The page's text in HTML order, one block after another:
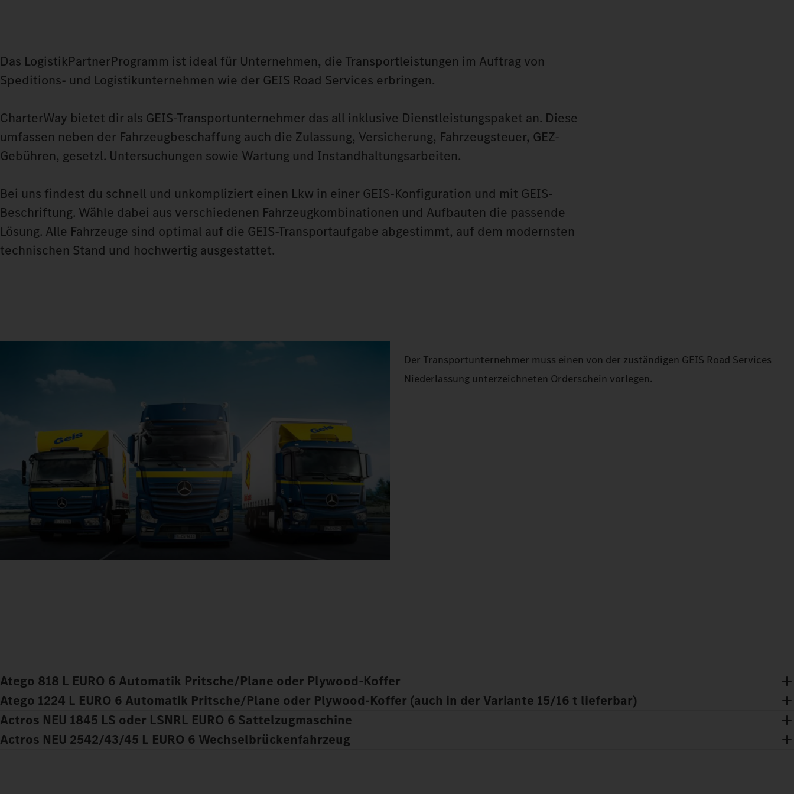
Das LogistikPartnerProgramm ist ideal für Unternehmen, die Transportleistungen im Auftrag von
Speditions- und Logistikunternehmen wie der GEIS Road Services erbringen.
CharterWay bietet dir als GEIS-Transportunternehmer das all inklusive Dienstleistungspaket an. Diese
umfassen neben der Fahrzeugbeschaffung auch die Zulassung, Versicherung, Fahrzeugsteuer, GEZ-
Gebühren, gesetzl. Untersuchungen sowie Wartung und Instandhaltungsarbeiten.
Bei uns findest du schnell und unkompliziert einen Lkw in einer GEIS-Konfiguration und mit GEIS-
Beschriftung. Wähle dabei aus verschiedenen Fahrzeugkombinationen und Aufbauten die passende
Lösung. Alle Fahrzeuge sind optimal auf die GEIS-Transportaufgabe abgestimmt, auf dem modernsten
technischen Stand und hochwertig ausgestattet.
Der Transportunternehmer muss einen von der zuständigen GEIS Road Services
Niederlassung unterzeichneten Orderschein vorlegen.
Atego 818 L EURO 6 Automatik Pritsche/Plane oder Plywood-Koffer
Atego 1224 L EURO 6 Automatik Pritsche/Plane oder Plywood-Koffer (auch in der Variante 15/16 t lieferbar)
Actros NEU 1845 LS oder LSNRL EURO 6 Sattelzugmaschine
Actros NEU 2542/43/45 L EURO 6 Wechselbrückenfahrzeug